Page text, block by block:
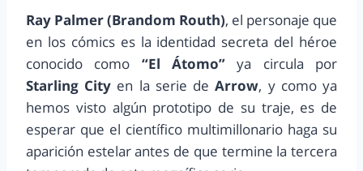
Ray Palmer (Brandom Routh), el personaje que
en los cómics es la identidad secreta del héroe
conocido como “El Átomo” ya circula por
Starling City en la serie deArrow, y como ya
hemos visto algún prototipo de su traje, es de
esperar que el científico multimillonario haga su
aparición estelar antes de que termine la tercera